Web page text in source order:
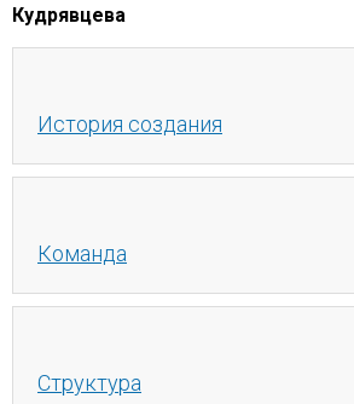
Кудрявцева
История создания
Команда
Структура